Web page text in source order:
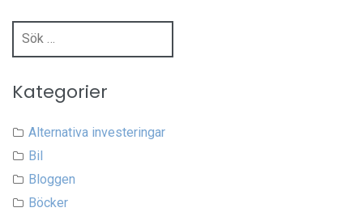
Sök
Kategorier
Alternativa investeringar
Bil
Bloggen
Böcker